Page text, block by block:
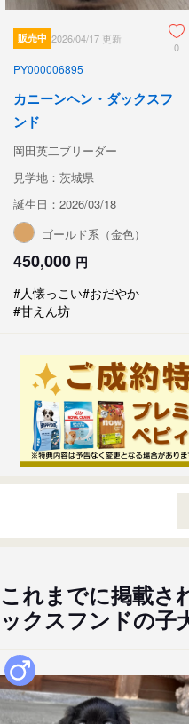
販売中 2026/04/17 更新
0
PY000006895
カニーンヘン・ダックスフ
ンド
岡田英二ブリーダー
見学地：茨城県
誕生日：2026/03/18
ゴールド系（金色）
450,000 円
#人懐っこい#おだやか
#甘えん坊
これまでに掲載さ
ックスフンドの子